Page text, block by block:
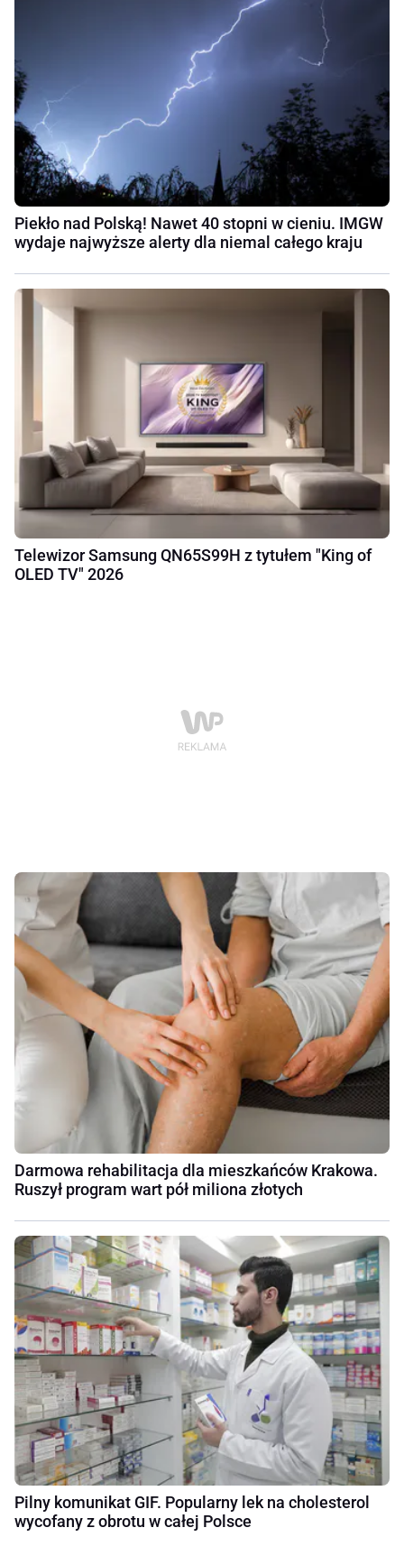
Piekło nad Polską! Nawet 40 stopni w cieniu. IMGW
wydaje najwyższe alerty dla niemal całego kraju
Telewizor Samsung QN65S99H z tytułem "King of
OLED TV" 2026
Darmowa rehabilitacja dla mieszkańców Krakowa.
Ruszył program wart pół miliona złotych
Pilny komunikat GIF. Popularny lek na cholesterol
wycofany z obrotu w całej Polsce